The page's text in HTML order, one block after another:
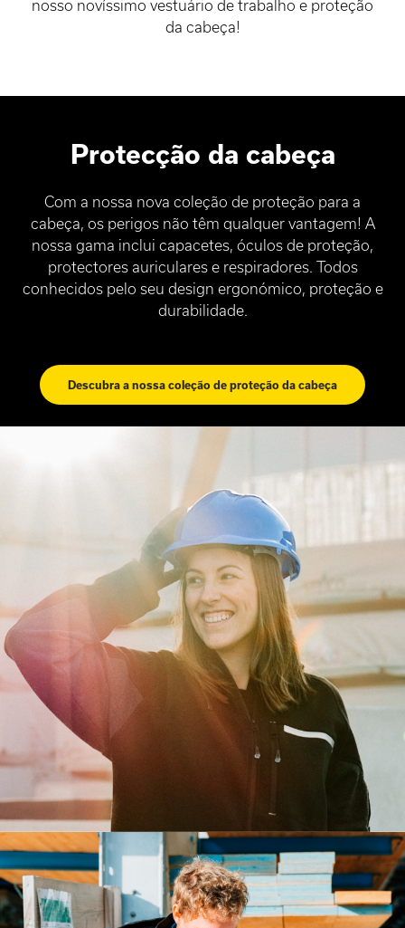
nosso novíssimo vestuário de trabalho e proteção
da cabeça!
Protecção da cabeça
Com a nossa nova coleção de proteção para a
cabeça, os perigos não têm qualquer vantagem! A
nossa gama inclui capacetes, óculos de proteção,
protectores auriculares e respiradores. Todos
conhecidos pelo seu design ergonómico, proteção e
durabilidade.
Descubra a nossa coleção de proteção da cabeça